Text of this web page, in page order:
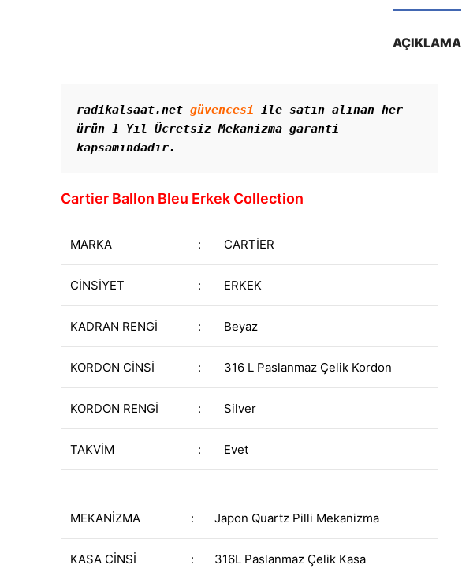
AÇIKLAMA
radikalsaat.net güvencesi ile satın alınan her
ürün 1 Yıl Ücretsiz Mekanizma garanti
kapsamındadır.
Cartier Ballon Bleu Erkek Collection
MARKA : CARTİER
CİNSİYET : ERKEK
KADRAN RENGİ : Beyaz
KORDON CİNSİ : 316 L Paslanmaz Çelik Kordon
KORDON RENGİ : Silver
TAKVİM : Evet
MEKANİZMA : Japon Quartz Pilli Mekanizma
KASA CİNSİ : 316L Paslanmaz Çelik Kasa